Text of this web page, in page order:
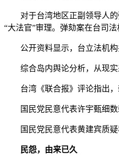
对于台湾地区正副领导人的
“大法官”审理。弹劾案在台司
公开资料显示，台立法机构
综合岛内舆论分析，从现实
台湾《联合报》评论指出，
国民党民意代表许宇甄细数赖
国民党民意代表黄建宾质疑
民怨，由来已久